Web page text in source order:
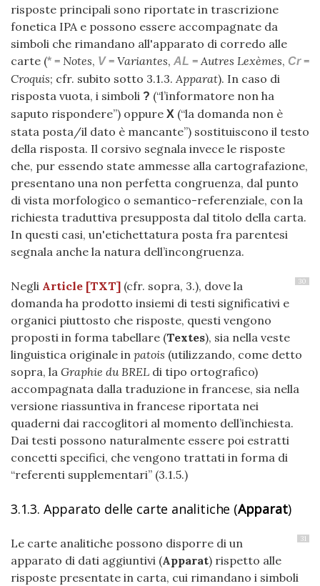
risposte principali sono riportate in trascrizione
fonetica IPA e possono essere accompagnate da
simboli che rimandano all'apparato di corredo alle
carte (* = Notes, V= Variantes, AL = Autres Lexèmes, Cr=
Croquis; cfr. subito sotto 3.1.3. Apparat). In caso di
risposta vuota, i simboli ? (“l’informatore non ha
saputo rispondere”) oppure X (“la domanda non è
stata posta/il dato è mancante”) sostituiscono il testo
della risposta. Il corsivo segnala invece le risposte
che, pur essendo state ammesse alla cartografazione,
presentano una non perfetta congruenza, dal punto
di vista morfologico o semantico-referenziale, con la
richiesta traduttiva presupposta dal titolo della carta.
In questi casi, un'etichettatura posta fra parentesi
segnala anche la natura dell’incongruenza.
30
Negli Article [TXT] (cfr. sopra, 3.), dove la
domanda ha prodotto insiemi di testi significativi e
organici piuttosto che risposte, questi vengono
proposti in forma tabellare (Textes), sia nella veste
linguistica originale in patois (utilizzando, come detto
sopra, la Graphie du BREL di tipo ortografico)
accompagnata dalla traduzione in francese, sia nella
versione riassuntiva in francese riportata nei
quaderni dai raccoglitori al momento dell’inchiesta.
Dai testi possono naturalmente essere poi estratti
concetti specifici, che vengono trattati in forma di
“referenti supplementari” (3.1.5.)
3.1.3. Apparato delle carte analitiche (Apparat)
31
Le carte analitiche possono disporre di un
apparato di dati aggiuntivi (Apparat) rispetto alle
risposte presentate in carta, cui rimandano i simboli